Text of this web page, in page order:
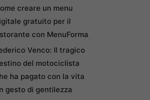
creare un menu
gratuito per il
con MenuForma
Venco: Il tragico
del motociclista
ha pagato con la vita
gesto di gentilezza